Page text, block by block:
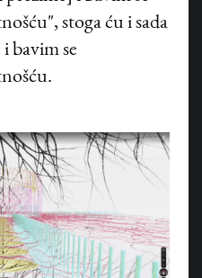
stoga ću i sada
bavim se